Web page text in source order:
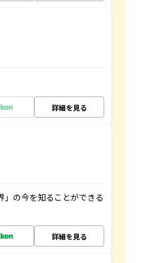
詳細を見る
」の今を知ることができる
詳細を見る